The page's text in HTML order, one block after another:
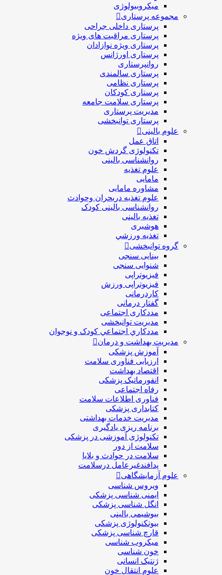
میکروبیولوژی
مجموعه پرستاری
پرستاری داخلی جراحی
پرستاری مراقبت های ويژه
پرستاری ويژه نوازادان
پرستاری اورژانس
روانپرستاری
پرستاری سالمندی
پرستاری نظامی
پرستاری کودکان
پرستاری سلامت جامعه
مدیریت پرستاری
پرستاری توانبخشی
علوم بالینی
اتاق عمل
تکنولوژی گردش خون
روانشناسی بالینی
علوم تغذیه
مامایی
مشاوره مامایی
علوم تغذیه دربحران وحوادث
روانشناسی بالینی کودک
تغذیه بالینی
هوشبری
تغذيه ورزشي
گروه توانبخشی
بینایی سنجی
شنوایی سنجی
فیزیوتراپی
فیزیوتراپی ورزش
کاردرمانی
گفتار درمانی
مددکاری اجتماعی
مديريت توانبخشی
مددکاري اجتماعي کودک و نوجوان
مدیریت بهداشت و درمان
آموزش پزشکی
ارزیابی فناوری سلامت
اقتصاد بهداشت
انفورماتیک پزشکی
رفاه اجتماعی
فناوری اطلاعات سلامت
کتابداری پزشکی
مديريت خدمات بهداشتی
برنامه ریزی یادگیری
تکنولوژی آموزشی در پزشکی
سلامت از دور
سلامت در حوادث و بلایا
پدافندغیرعامل درسلامت
علوم آزمایشگاهی
ویروس شناسی
ایمنی شناسی پزشكی
انگل شناسی پزشکی
بیوشیمی بالینی
بیوتکنولوژی پزشکی
قارچ شناسی پزشکی
ميكروب شناسی
خون شناسی
ژنتیک انسانی
علوم انتقال خون